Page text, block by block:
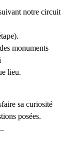
notre circuit
monuments
lieu.
sa curiosité
posées.